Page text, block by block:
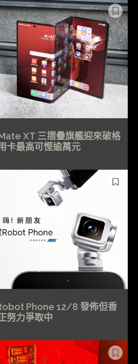
XT 三摺疊旗艦迎來破格
卡最高可慳逾萬元
Phone 12/8 發佈但香
努力爭取中